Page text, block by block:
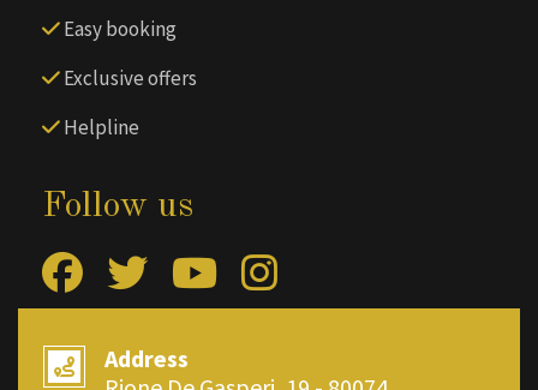
Easy booking
Exclusive offers
Helpline
Follow us
Address